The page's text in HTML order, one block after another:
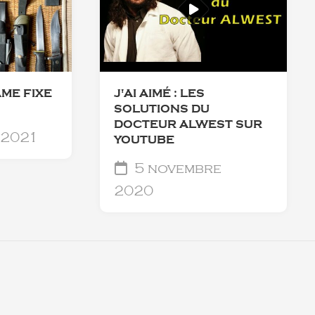
FIXE
J'AI AIMÉ : LES
SOLUTIONS DU
DOCTEUR ALWEST SUR
YOUTUBE
5 novembre
2020